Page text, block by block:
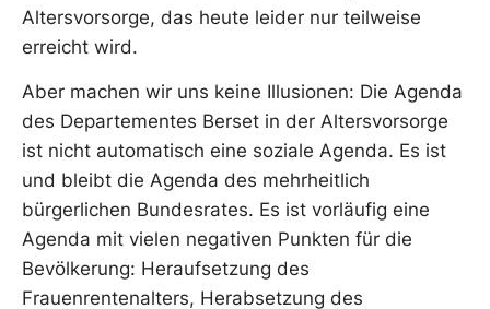
Altersvorsorge, das heute leider nur teilweise
erreicht wird.
Aber machen wir uns keine Illusionen: Die Agenda
des Departementes Berset in der Altersvorsorge
ist nicht automatisch eine soziale Agenda. Es ist
und bleibt die Agenda des mehrheitlich
bürgerlichen Bundesrates. Es ist vorläufig eine
Agenda mit vielen negativen Punkten für die
Bevölkerung: Heraufsetzung des
Frauenrentenalters, Herabsetzung des